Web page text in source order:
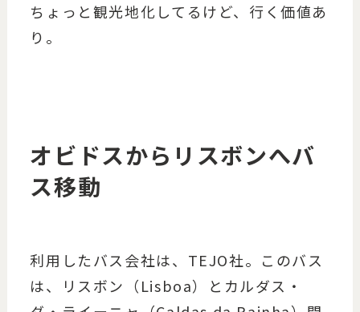
ちょっと観光地化してるけど、行く価値あ
り。
オビドスからリスボンへバ
ス移動
利用したバス会社は、TEJO社。このバス
は、リスボン（Lisboa）とカルダス・